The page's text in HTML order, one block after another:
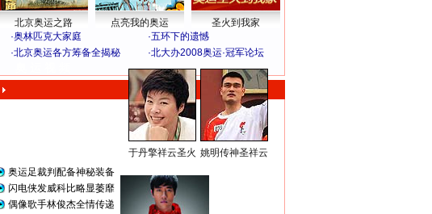
北京奥运之路 点亮我的奥运
圣火到我家
·奥林匹克大家庭 ·五环下的遗憾
·北京奥运各方筹备全揭秘 ·北大办2008奥运·冠军论坛
于丹擎祥云圣火 姚明传神圣祥云
奥运足裁判配备神秘装备
闪电侠发威科比略显萎靡
偶像歌手林俊杰全情传递